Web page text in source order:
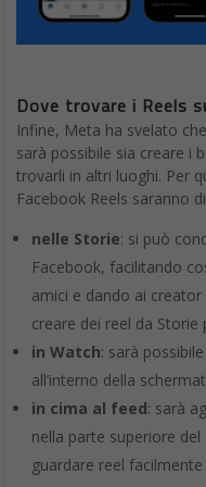
Dove trovare i Reels
Infine, Meta ha svelato
sarà possibile sia creare i
trovarli in altri luoghi. Per
Facebook Reels saranno
nelle Storie: si può
Facebook, facilitando
amici e dando ai
creare dei reel da Storie
in Watch: sarà
all’interno della
in cima al feed: sarà
nella parte superiore
guardare reel